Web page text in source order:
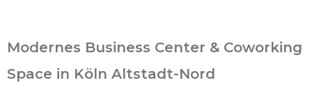
Modernes Business Center & Coworking
Space in Köln Altstadt-Nord